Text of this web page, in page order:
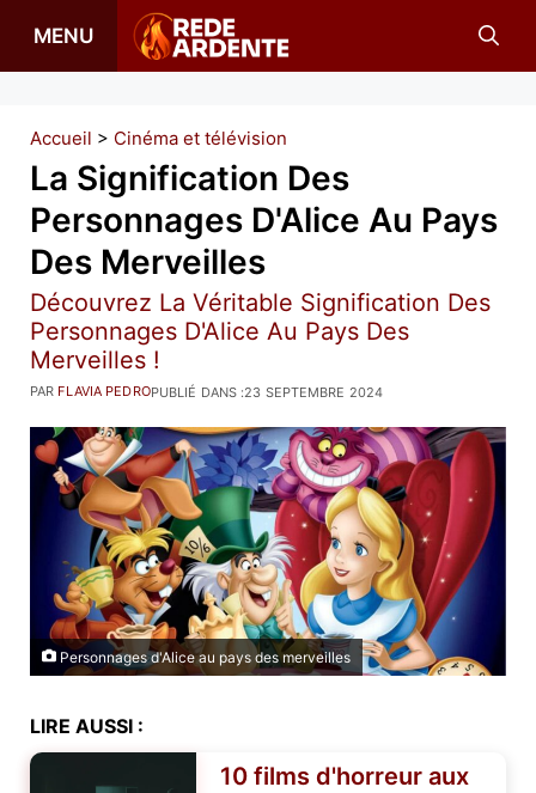
MENU
Accueil > Cinéma et télévision
La Signification Des
Personnages D'Alice Au Pays
Des Merveilles
Découvrez La Véritable Signification Des
Personnages D'Alice Au Pays Des
Merveilles !
PUBLIÉ DANS :23 SEPTEMBRE 2024
PAR FLAVIA PEDRO
Personnages d'Alice au pays des merveilles
LIRE AUSSI :
10 films d'horreur aux